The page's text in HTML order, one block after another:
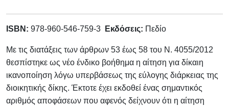
ISBN: 978-960-546-759-3 Εκδόσεις: Πεδίο
Με τις διατάξεις των άρθρων 53 έως 58 του Ν. 4055/2012
θεσπίστηκε ως νέο ένδικο βοήθημα η αίτηση για δίκαιη
ικανοποίηση λόγω υπερβάσεως της εύλογης διάρκειας της
διοικητικής δίκης. Έκτοτε έχει εκδοθεί ένας σημαντικός
αριθμός αποφάσεων που αφενός δείχνουν ότι η αίτηση